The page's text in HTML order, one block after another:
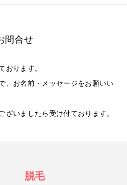
問合せ
おります。
、お名前・メッセージをお願いい
ざいましたら受け付ております。
脱毛